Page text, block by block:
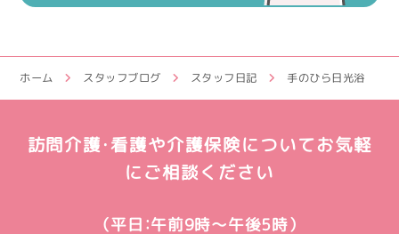
ホーム スタッフブログ スタッフ日記 手のひら日光浴
訪問介護・看護や介護保険についてお気軽
にご相談ください
（平日：午前9時～午後5時）